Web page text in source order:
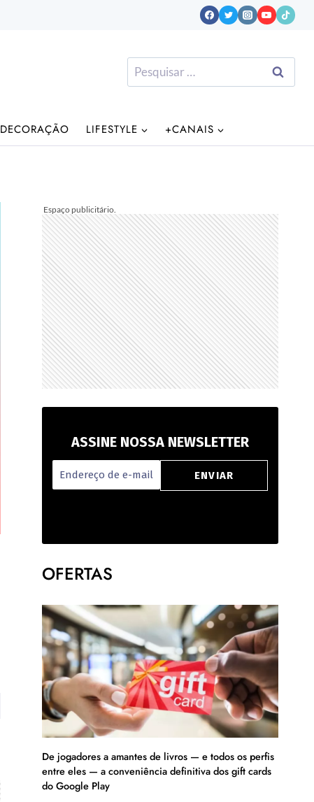
Pesquisar
por:
DECORAÇÃO LIFESTYLE +CANAIS
ASSINE NOSSA NEWSLETTER
OFERTAS
De jogadores a amantes de livros — e todos os perfis
entre eles — a conveniência definitiva dos gift cards
do Google Play